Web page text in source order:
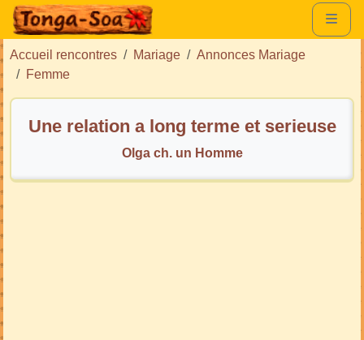
Accueil rencontres Mariage
Annonces Mariage
Femme
Une relation a long terme et serieuse
Olga ch. un Homme